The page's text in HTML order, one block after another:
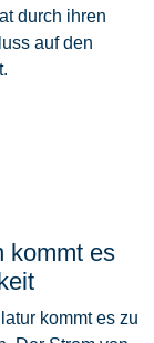
durch ihren
auf den
kommt es
kommt es zu